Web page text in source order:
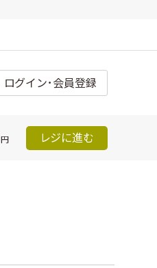
ログイン･会員登録
円 レジに進む